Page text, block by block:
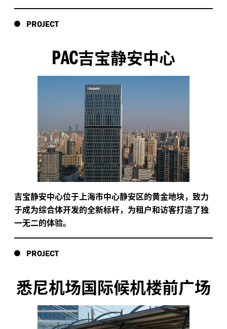
PROJECT
PAC吉宝静安中心
吉宝静安中心位于上海市中心静安区的黄金地块，致力
于成为综合体开发的全新标杆，为租户和访客打造了独
一无二的体验。
PROJECT
悉尼机场国际候机楼前广场